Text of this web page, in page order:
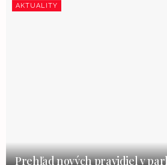
AKTUALITY
Prehľad nových pravidiel v